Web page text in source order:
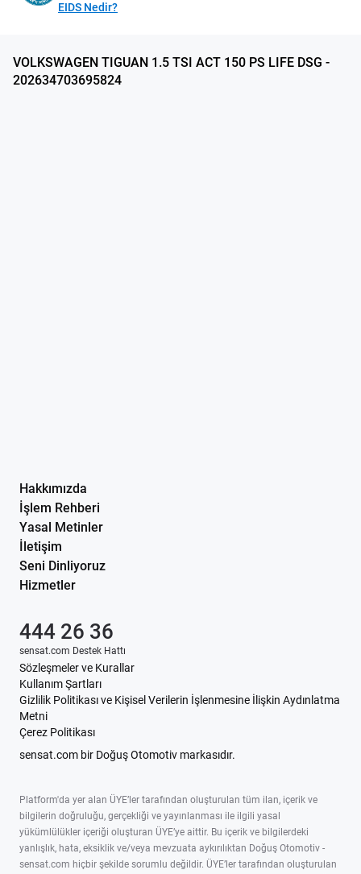
EIDS Nedir?
VOLKSWAGEN TIGUAN 1.5 TSI ACT 150 PS LIFE DSG -
202634703695824
Hakkımızda
İşlem Rehberi
Yasal Metinler
İletişim
Seni Dinliyoruz
Hizmetler
Sözleşmeler ve Kurallar
Kullanım Şartları
Gizlilik Politikası ve Kişisel Verilerin İşlenmesine İlişkin Aydınlatma
Metni
Çerez Politikası
sensat.com bir Doğuş Otomotiv markasıdır.
444 26 36
sensat.com Destek Hattı
Platform'da yer alan ÜYE’ler tarafından oluşturulan tüm ilan, içerik ve
bilgilerin doğruluğu, gerçekliği ve yayınlanması ile ilgili yasal
yükümlülükler içeriği oluşturan ÜYE’ye aittir. Bu içerik ve bilgilerdeki
yanlışlık, hata, eksiklik ve/veya mevzuata aykırılıktan Doğuş Otomotiv -
sensat.com hiçbir şekilde sorumlu değildir. ÜYE’ler tarafından oluşturulan